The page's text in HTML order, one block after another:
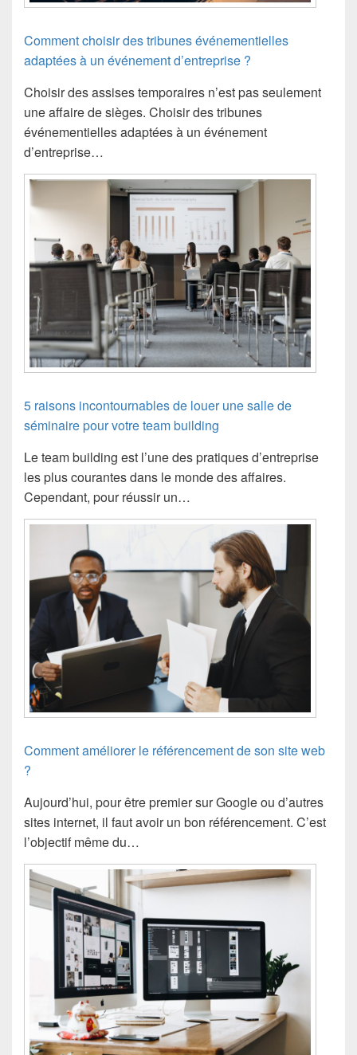
Comment choisir des tribunes événementielles
adaptées à un événement d’entreprise ?
Choisir des assises temporaires n’est pas seulement
une affaire de sièges. Choisir des tribunes
événementielles adaptées à un événement
d’entreprise…
5 raisons incontournables de louer une salle de
séminaire pour votre team building
Le team building est l’une des pratiques d’entreprise
les plus courantes dans le monde des affaires.
Cependant, pour réussir un…
Comment améliorer le référencement de son site web
?
Aujourd’hui, pour être premier sur Google ou d’autres
sites internet, il faut avoir un bon référencement. C’est
l’objectif même du…